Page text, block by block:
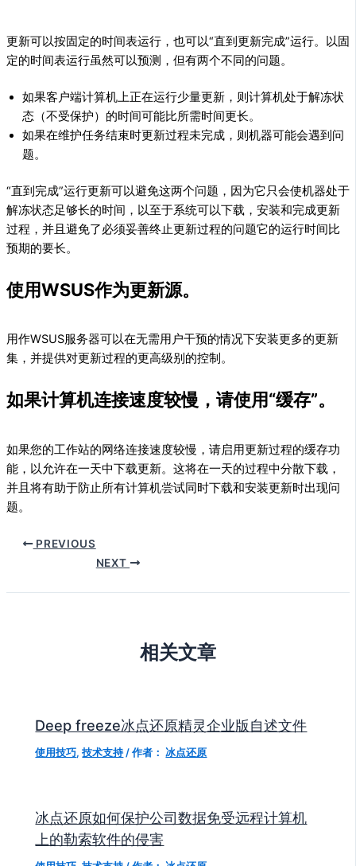
更新可以按固定的时间表运行，也可以“直到更新完成”运行。以固
定的时间表运行虽然可以预测，但有两个不同的问题。
如果客户端计算机上正在运行少量更新，则计算机处于解冻状
态（不受保护）的时间可能比所需时间更长。
如果在维护任务结束时更新过程未完成，则机器可能会遇到问
题。
“直到完成”运行更新可以避免这两个问题，因为它只会使机器处于
解冻状态足够长的时间，以至于系统可以下载，安装和完成更新
过程，并且避免了必须妥善终止更新过程的问题它的运行时间比
预期的要长。
使用WSUS作为更新源。
用作WSUS服务器可以在无需用户干预的情况下安装更多的更新
集，并提供对更新过程的更高级别的控制。
如果计算机连接速度较慢，请使用“缓存”。
如果您的工作站的网络连接速度较慢，请启用更新过程的缓存功
能，以允许在一天中下载更新。这将在一天的过程中分散下载，
并且将有助于防止所有计算机尝试同时下载和安装更新时出现问
题。
PREVIOUS
NEXT
相关文章
Deep freeze冰点还原精灵企业版自述文件
使用技巧,技术支持 / 作者： 冰点还原
冰点还原如何保护公司数据免受远程计算机
上的勒索软件的侵害